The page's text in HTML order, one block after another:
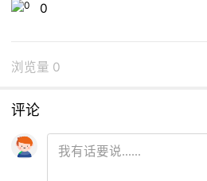
0
浏览量 0
评论